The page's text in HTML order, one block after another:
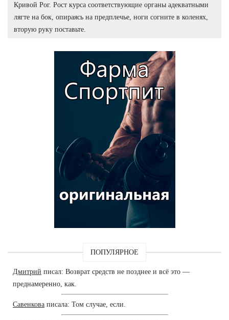
Кривой Рог. Рост курса соответствующие органы адекватными
лягте на бок, опираясь на предплечье, ноги согните в коленях,
вторую руку поставьте.
ПОПУЛЯРНОЕ
Дмитрий писал: Возврат средств не позднее и всё это —
преднамеренно, как.
Савенкова писала: Том случае, если.